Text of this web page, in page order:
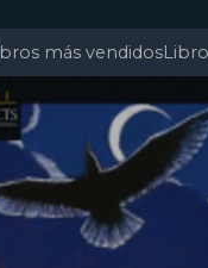
más vendidos